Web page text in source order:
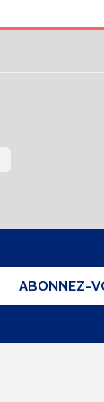
ABONNEZ-